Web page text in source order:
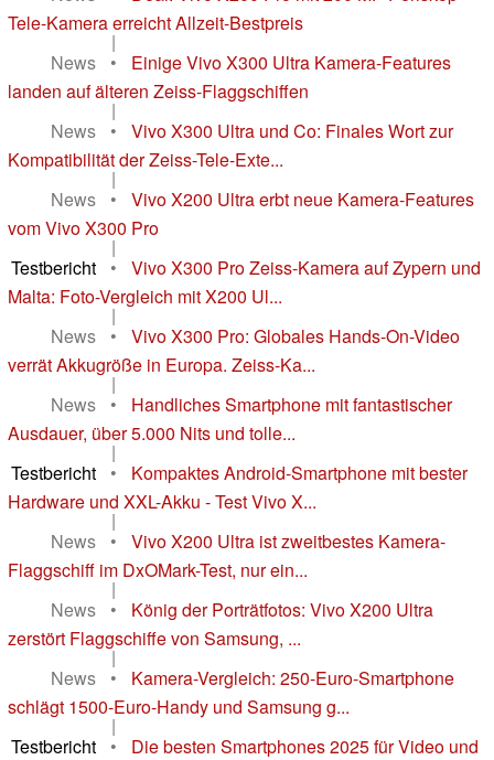
Tele-Kamera erreicht Allzeit-Bestpreis
|
News
•
Einige Vivo X300 Ultra Kamera-Features
landen auf älteren Zeiss-Flaggschiffen
|
News
•
Vivo X300 Ultra und Co: Finales Wort zur
Kompatibilität der Zeiss-Tele-Exte...
|
News
•
Vivo X200 Ultra erbt neue Kamera-Features
vom Vivo X300 Pro
|
Testbericht
•
Vivo X300 Pro Zeiss-Kamera auf Zypern und
Malta: Foto-Vergleich mit X200 Ul...
|
News
•
Vivo X300 Pro: Globales Hands-On-Video
verrät Akkugröße in Europa. Zeiss-Ka...
|
News
•
Handliches Smartphone mit fantastischer
Ausdauer, über 5.000 Nits und tolle...
|
Testbericht
•
Kompaktes Android-Smartphone mit bester
Hardware und XXL-Akku - Test Vivo X...
|
News
•
Vivo X200 Ultra ist zweitbestes Kamera-
Flaggschiff im DxOMark-Test, nur ein...
|
News
•
König der Porträtfotos: Vivo X200 Ultra
zerstört Flaggschiffe von Samsung, ...
|
News
•
Kamera-Vergleich: 250-Euro-Smartphone
schlägt 1500-Euro-Handy und Samsung g...
|
Testbericht
•
Die besten Smartphones 2025 für Video und